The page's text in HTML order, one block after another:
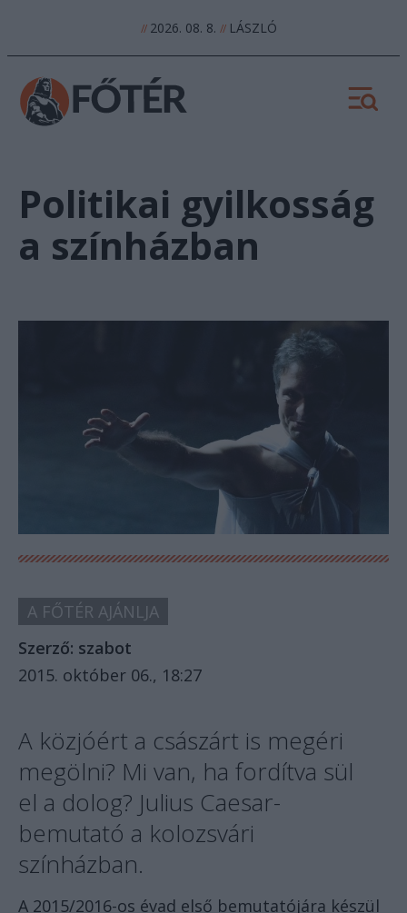
//2026. 08. 8. //LÁSZLÓ
Politikai gyilkosság
a színházban
A FŐTÉR AJÁNLJA
Szerző: szabot
2015. október 06., 18:27
A közjóért a császárt is megéri
megölni? Mi van, ha fordítva sül
el a dolog? Julius Caesar-
bemutató a kolozsvári
színházban.
A 2015/2016-os évad első bemutatójára készül